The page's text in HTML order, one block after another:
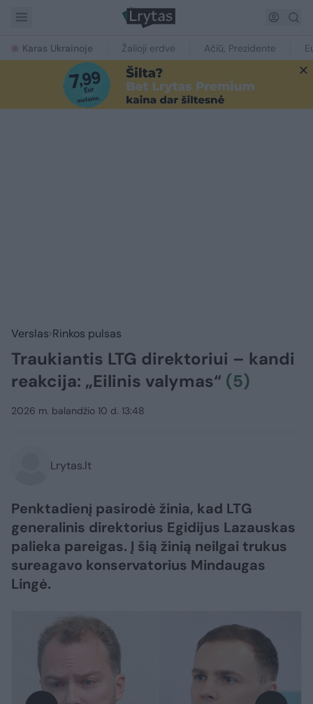
Karas Ukrainoje Žalioji erdvė Ačiū, Prezidente
Verslas Rinkos pulsas
Traukiantis LTG direktoriui – kandi
reakcija: „Eilinis valymas“ (5)
2026 m. balandžio 10 d. 13:48
Lrytas.lt
Penktadienį pasirodė žinia, kad LTG
generalinis direktorius Egidijus Lazauskas
palieka pareigas. Į šią žinią neilgai trukus
sureagavo konservatorius Mindaugas
Lingė.